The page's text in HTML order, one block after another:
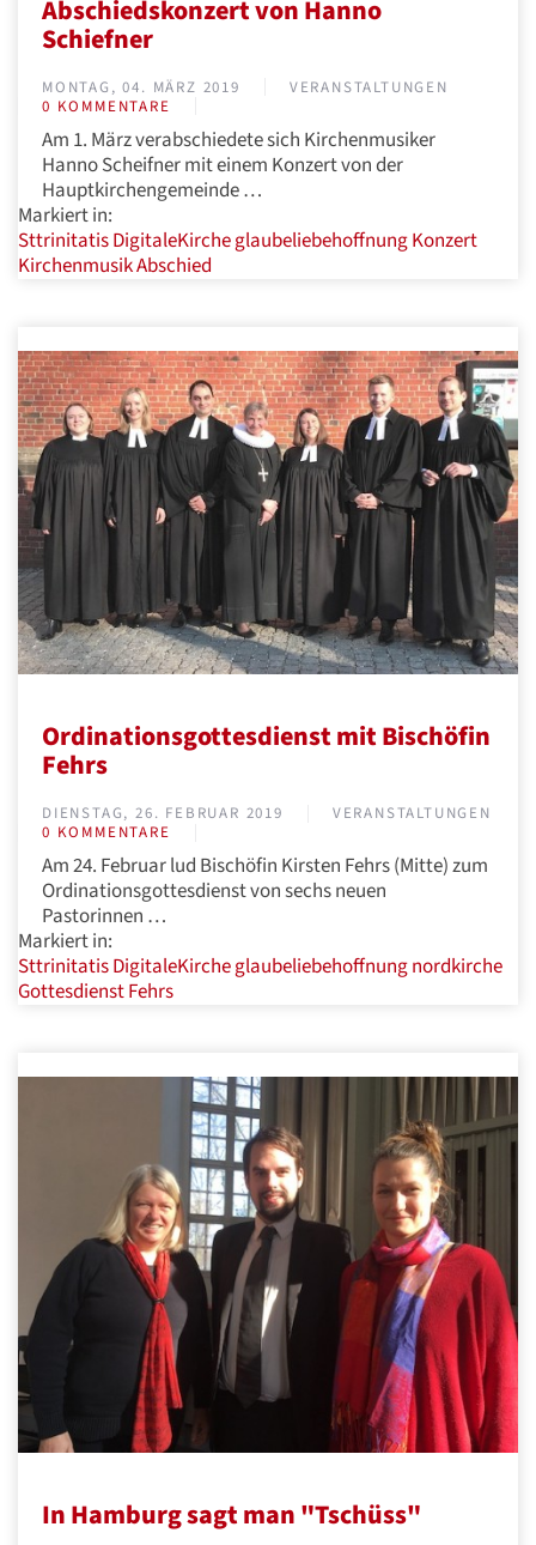
Abschiedskonzert von Hanno
Schiefner
MONTAG, 04. MÄRZ 2019
VERANSTALTUNGEN
0 KOMMENTARE
Am 1. März verabschiedete sich Kirchenmusiker
Hanno Scheifner mit einem Konzert von der
Hauptkirchengemeinde …
Markiert in:
SttrinitatisDigitaleKircheglaubeliebehoffnungKonzert
KirchenmusikAbschied
Ordinationsgottesdienst mit Bischöfin
Fehrs
DIENSTAG, 26. FEBRUAR 2019
VERANSTALTUNGEN
0 KOMMENTARE
Am 24. Februar lud Bischöfin Kirsten Fehrs (Mitte) zum
Ordinationsgottesdienst von sechs neuen
Pastorinnen …
Markiert in:
SttrinitatisDigitaleKircheglaubeliebehoffnungnordkirche
GottesdienstFehrs
In Hamburg sagt man "Tschüss"